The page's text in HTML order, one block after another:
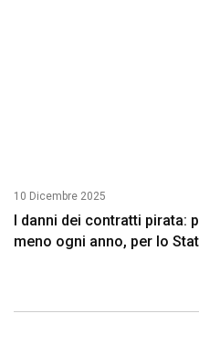
10 Dicembre 2025
I danni dei contratti pirata:
meno ogni anno, per lo